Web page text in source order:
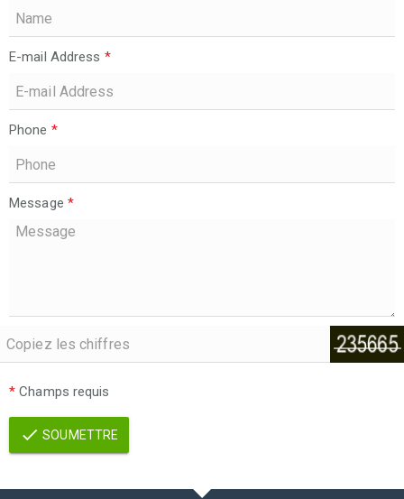
E-mail Address *
Phone *
Message *
* Champs requis
SOUMETTRE